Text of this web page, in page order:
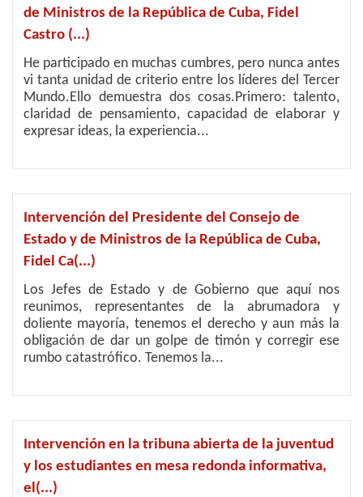
de Ministros de la República de Cuba, Fidel
Castro (...)
He participado en muchas cumbres, pero nunca antes
vi tanta unidad de criterio entre los líderes del Tercer
Mundo.Ello demuestra dos cosas.Primero: talento,
claridad de pensamiento, capacidad de elaborar y
expresar ideas, la experiencia...
Intervención del Presidente del Consejo de
Estado y de Ministros de la República de Cuba,
Fidel Ca(...)
Los Jefes de Estado y de Gobierno que aquí nos
reunimos, representantes de la abrumadora y
doliente mayoría, tenemos el derecho y aun más la
obligación de dar un golpe de timón y corregir ese
rumbo catastrófico. Tenemos la...
Intervención en la tribuna abierta de la juventud
y los estudiantes en mesa redonda informativa,
el(...)